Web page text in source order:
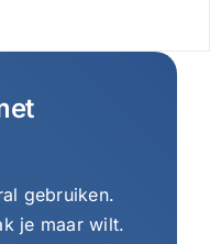
gebruiken.
je maar wilt.